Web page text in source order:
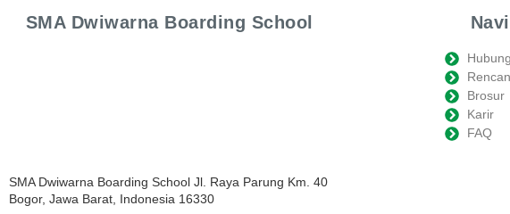
SMA Dwiwarna Boarding School
SMA Dwiwarna Boarding School Jl. Raya Parung Km. 40
Bogor, Jawa Barat, Indonesia 16330
Brosur
Karir
FAQ